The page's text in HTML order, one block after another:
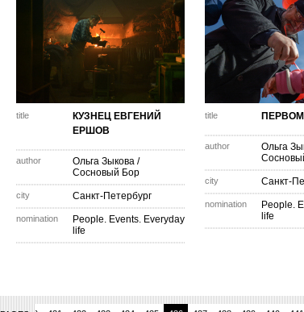
title
КУЗНЕЦ ЕВГЕНИЙ
ЕРШОВ
author Ольга Зыкова /
Сосновый Бор
city Санкт-Петербург
nomination
People. Events. Everyday
life
title
author Ольга
city Санкт-
nomination
People.
life